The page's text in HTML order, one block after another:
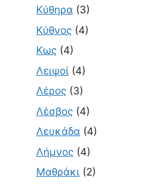
Κύθηρα (3)
Κύθνος (4)
Κως (4)
Λειψοί (4)
Λέρος (3)
Λέσβος (4)
Λευκάδα (4)
Λήμνος (4)
Μαθράκι (2)